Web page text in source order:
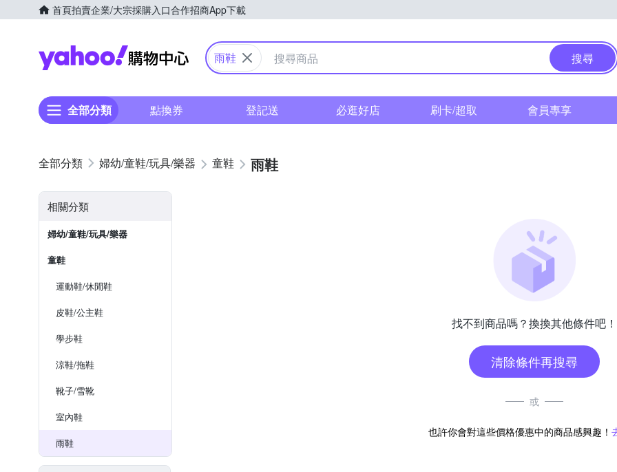
首頁拍賣企業/大宗採購入口合作招商App下載
Yahoo購物中心
雨鞋 搜尋
全部分類 點換券 登記送 必逛好店 刷卡/超取 會員專享
婦幼/童鞋/玩具/樂器 童鞋 雨鞋
相關分類
婦幼/童鞋/玩具/樂器
童鞋
運動鞋/休閒鞋
皮鞋/公主鞋
學步鞋
涼鞋/拖鞋
靴子/雪靴
室內鞋
雨鞋
找不到商品嗎？換換其他條件吧！
清除條件再搜尋
或
也許你會對這些價格優惠中的商品感興趣！